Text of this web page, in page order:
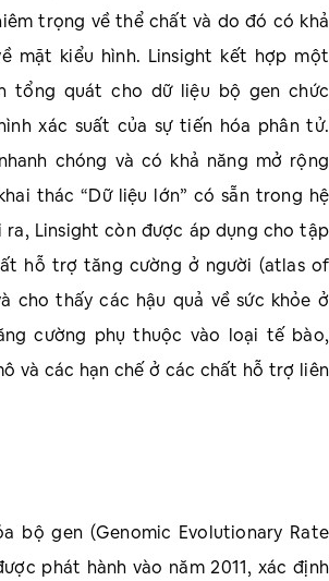
trọng về thể chất và do đó có khả
mặt kiểu hình. Linsight kết hợp một
tổng quát cho dữ liệu bộ gen chức
xác suất của sự tiến hóa phân tử.
chóng và có khả năng mở rộng
thác “Dữ liệu lớn” có sẵn trong hệ
ra, Linsight còn được áp dụng cho tập
hỗ trợ tăng cường ở người (atlas of
cho thấy các hậu quả về sức khỏe ở
cường phụ thuộc vào loại tế bào,
và các hạn chế ở các chất hỗ trợ liên
bộ gen (Genomic Evolutionary Rate
phát hành vào năm 2011, xác định